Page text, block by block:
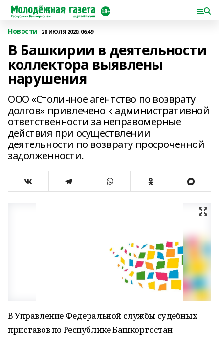
Новости 28 ИЮЛЯ 2020, 06:49
В Башкирии в деятельности
коллектора выявлены
нарушения
ООО «Столичное агентство по возврату
долгов» привлечено к административной
ответственности за неправомерные
действия при осуществлении
деятельности по возврату просроченной
задолженности.
В Управление Федеральной службы судебных
приставов по Республике Башкортостан